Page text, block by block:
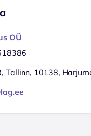
OÜ
Tallinn, 10138,